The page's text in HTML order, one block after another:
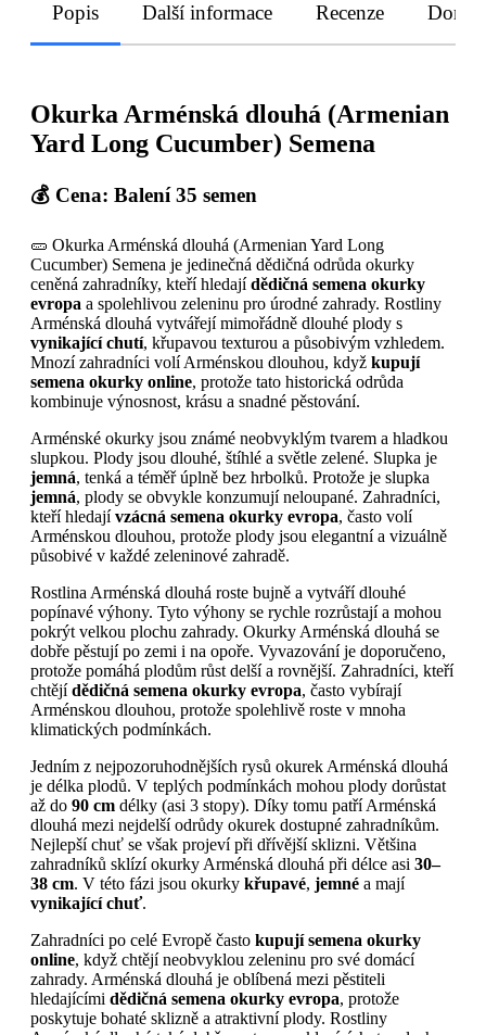
Popis Další informace Recenze
Okurka Arménská dlouhá (Armenian
Yard Long Cucumber) Semena
💰 Cena: Balení 35 semen
🥒 Okurka Arménská dlouhá (Armenian Yard Long
Cucumber) Semena je jedinečná dědičná odrůda okurky
ceněná zahradníky, kteří hledajídědičná semena okurky
evropa a spolehlivou zeleninu pro úrodné zahrady. Rostliny
Arménská dlouhá vytvářejí mimořádně dlouhé plody s
vynikající chutí, křupavou texturou a působivým vzhledem.
Mnozí zahradníci volí Arménskou dlouhou, když kupují
semena okurky online, protože tato historická odrůda
kombinuje výnosnost, krásu a snadné pěstování.
Arménské okurky jsou známé neobvyklým tvarem a hladkou
slupkou. Plody jsou dlouhé, štíhlé a světle zelené. Slupka je
jemná, tenká a téměř úplně bez hrbolků. Protože je slupka
jemná, plody se obvykle konzumují neloupané. Zahradníci,
kteří hledajívzácná semena okurky evropa, často volí
Arménskou dlouhou, protože plody jsou elegantní a vizuálně
působivé v každé zeleninové zahradě.
Rostlina Arménská dlouhá roste bujně a vytváří dlouhé
popínavé výhony. Tyto výhony se rychle rozrůstají a mohou
pokrýt velkou plochu zahrady. Okurky Arménská dlouhá se
dobře pěstují po zemi i na opoře. Vyvazování je doporučeno,
protože pomáhá plodům růst delší a rovnější. Zahradníci, kteří
chtějídědičná semena okurky evropa, často vybírají
Arménskou dlouhou, protože spolehlivě roste v mnoha
klimatických podmínkách.
Jedním z nejpozoruhodnějších rysů okurek Arménská dlouhá
je délka plodů. V teplých podmínkách mohou plody dorůstat
až do 90 cm délky (asi 3 stopy). Díky tomu patří Arménská
dlouhá mezi nejdelší odrůdy okurek dostupné zahradníkům.
Nejlepší chuť se však projeví při dřívější sklizni. Většina
zahradníků sklízí okurky Arménská dlouhá při délce asi 30–
38 cm. V této fázi jsou okurky křupavé, jemné a mají
vynikající chuť.
Zahradníci po celé Evropě často kupují semena okurky
online, když chtějí neobvyklou zeleninu pro své domácí
zahrady. Arménská dlouhá je oblíbená mezi pěstiteli
hledajícími dědičná semena okurky evropa, protože
poskytuje bohaté sklizně a atraktivní plody. Rostliny